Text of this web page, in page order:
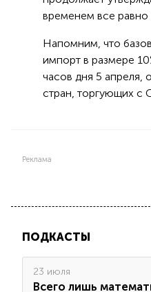
временем все равно
Напомним, что
импорт в размере
часов дня 5 апреля,
стран, торгующих с
Реклама
ПОДКАСТЫ
23 июля
Всего лишь